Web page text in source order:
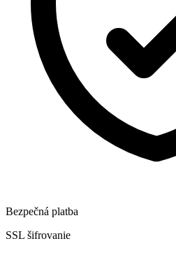
Bezpečná platba
SSL šifrovanie